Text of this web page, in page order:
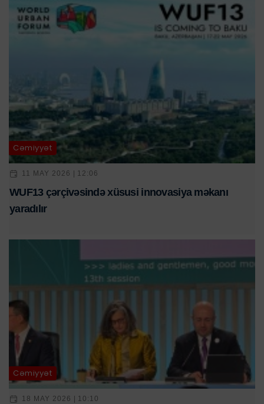
Cəmiyyət
11 MAY 2026 | 12:06
WUF13 çərçivəsində xüsusi innovasiya məkanı
yaradılır
Cəmiyyət
18 MAY 2026 | 10:10